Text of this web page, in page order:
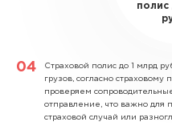
полис
Страховой полис до 1 млрд
грузов, согласно
проверяем
отправление, что важно для
страховой случай или